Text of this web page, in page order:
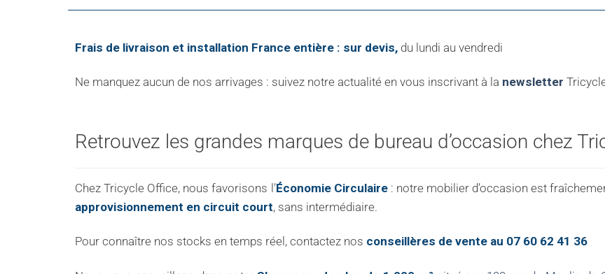
Frais de livraison et installation France entière : sur devis, du lundi au vendredi
Ne manquez aucun de nos arrivages : suivez notre actualité en vous inscrivant à la newsletter
Retrouvez les grandes marques de bureau d’occasion chez
Chez Tricycle Office, nous favorisons l’Économie Circulaire : notre mobilier d’occasion est
approvisionnement en circuit court, sans intermédiaire.
Pour connaître nos stocks en temps réel, contactez nos conseillères de vente au 07 60 62 41 36